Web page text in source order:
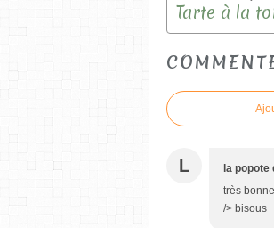
Tarte à la
L la popote
très
/> bisous